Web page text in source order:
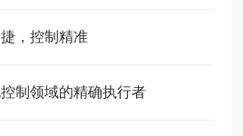
，控制精准
制领域的精确执行者